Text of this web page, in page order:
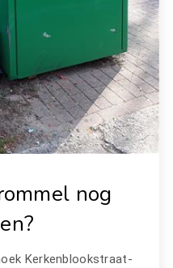
nog
Kerkenblookstraat-